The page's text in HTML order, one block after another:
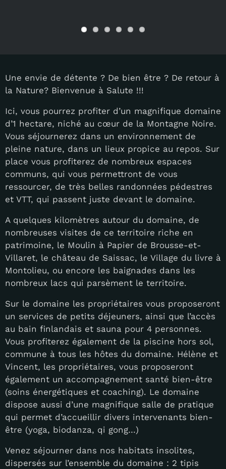
Une envie de détente ? De bien être ? De retour à
la Nature? Bienvenue à Salute !!!
Ici, vous pourrez profiter d’un magnifique domaine
d’1 hectare, niché au cœur de la Montagne Noire.
Vous séjournerez dans un environnement de
pleine nature, dans un lieux propice au repos. Sur
place vous profiterez de nombreux espaces
communs, qui vous permettront de vous
ressourcer, de très belles randonnées pédestres
et VTT, qui passent juste devant le domaine.
A quelques kilomètres autour du domaine, de
nombreuses visites de ce territoire riche en
patrimoine, le Moulin à Papier de Brousse-et-
Villaret, le château de Saissac, le Village du livre à
Montolieu, ou encore les baignades dans les
nombreux lacs qui parsèment le territoire.
Sur le domaine les propriétaires vous proposeront
un services de petits déjeuners, ainsi que l’accès
au bain finlandais et sauna pour 4 personnes.
Vous profiterez également de la piscine hors sol,
commune à tous les hôtes du domaine. Hélène et
Vincent, les propriétaires, vous proposeront
également un accompagnement santé bien-être
(soins énergétiques et coaching). Le domaine
dispose aussi d’une magnifique salle de pratique
qui permet d’accueillir divers intervenants bien-
être (yoga, biodanza, qi gong…)
Venez séjourner dans nos habitats insolites,
dispersés sur l’ensemble du domaine : 2 tipis